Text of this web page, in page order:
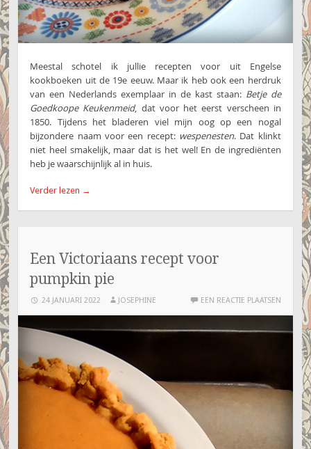
Meestal schotel ik jullie recepten voor uit Engelse
kookboeken uit de 19e eeuw. Maar ik heb ook een herdruk
van een Nederlands exemplaar in de kast staan: Betje de
Goedkoope Keukenmeid, dat voor het eerst verscheen in
1850. Tijdens het bladeren viel mijn oog op een nogal
bijzondere naam voor een recept: wespenesten. Dat klinkt
niet heel smakelijk, maar dat is het wel! En de ingrediënten
heb je waarschijnlijk al in huis.
Verder lezen →
Een Victoriaans recept voor
pumpkin pie
24 JANUARI 2022 JOSEPHINE EEN REACTIE PLAATSEN